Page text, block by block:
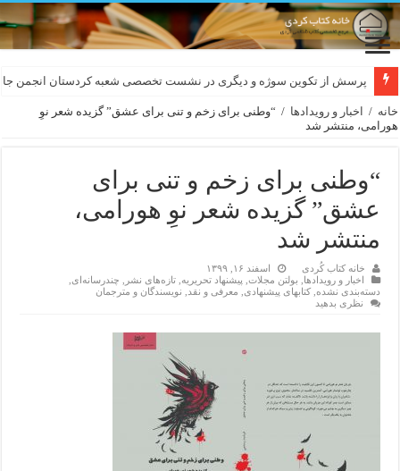
پرسش از تکوین سوژه و دیگری در نشست تخصصی شعبه کردستان انجمن
لەسەر کێشی ڕوباعی و به نەغمەی قەڵەمی «ئالی»
خانه / اخبار و رویدادها / “وطنی برای زخم و تنی برای عشق” گزیده شعر نوِ
هورامی، منتشر شد
“وطنی برای زخم و تنی برای
عشق” گزیده شعر نوِ هورامی،
منتشر شد
خانه کتاب کُردی
اسفند ۱۶, ۱۳۹۹
اخبار و رویدادها
بولتن مجلات پیشنهاد تحریریه ,تازەهای نشر چندرسانه‌ای
دسته‌بندی نشده ,کتابهای پیشنهادی معرفی و نقد
نویسندگان و مترجمان
نظری بدهید